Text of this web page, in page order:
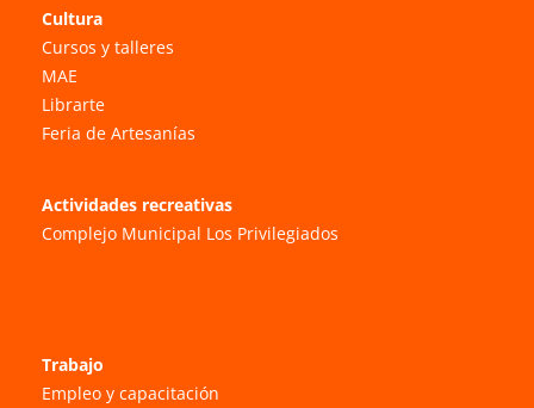
Cultura
Cursos y talleres
MAE
Librarte
Feria de Artesanías
Actividades recreativas
Complejo Municipal Los Privilegiados
Trabajo
Empleo y capacitación